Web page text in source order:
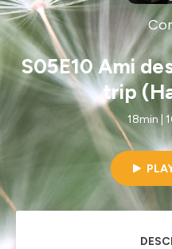
S05E10 Ami
trip
18min |